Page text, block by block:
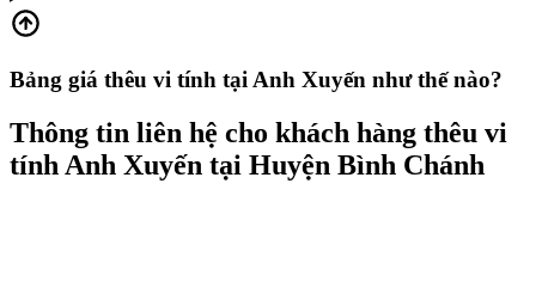
Bảng giá thêu vi tính tại Anh Xuyến như thế nào?
Thông tin liên hệ cho khách hàng thêu vi
tính Anh Xuyến tại Huyện Bình Chánh